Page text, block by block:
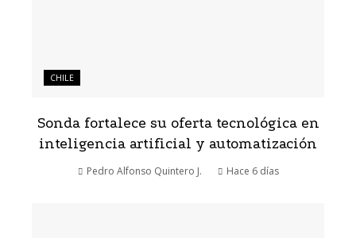
CHILE
Sonda fortalece su oferta tecnológica en
inteligencia artificial y automatización
Pedro Alfonso Quintero J. Hace 6 días